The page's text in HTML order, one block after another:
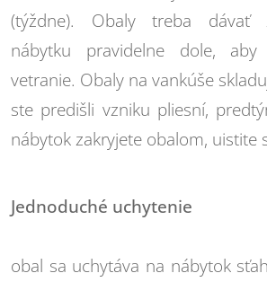
(týždne). Obaly treba dávať
nábytku pravidelne dole, aby
vetranie. Obaly na vankúše
ste predišli vzniku pliesní,
nábytok zakryjete obalom, uistite
Jednoduché uchytenie
obal sa uchytáva na nábytok